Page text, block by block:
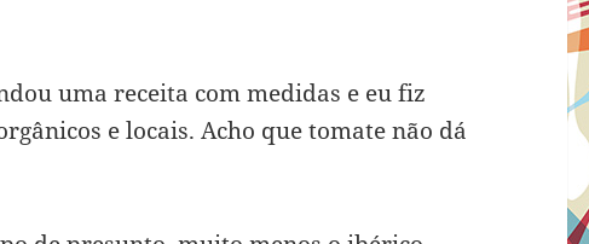
uma receita com medidas e eu fiz
e locais. Acho que tomate não dá